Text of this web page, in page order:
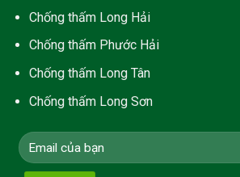
Chống thấm Long Hải
Chống thấm Phước Hải
Chống thấm Long Tân
Chống thấm Long Sơn